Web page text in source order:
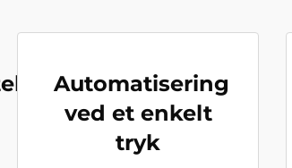
Automatisering
ved et enkelt
tryk